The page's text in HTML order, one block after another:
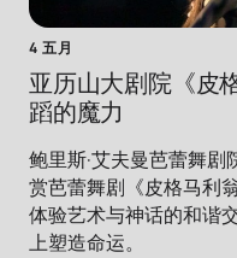
4 五月
亚历山大剧院《皮
蹈的魔力
鲍里斯·艾夫曼芭蕾舞
赏芭蕾舞剧《皮格马利
体验艺术与神话的和谐
上塑造命运。